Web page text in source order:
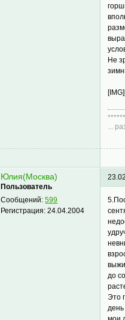
Не
[IMG]
...
Юлия(Москва)
Пользователь
Сообщений:599
Регистрация:24.04.2004
до
Это